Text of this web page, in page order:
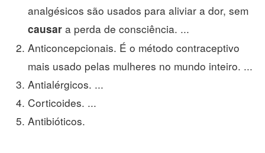
analgésicos são usados para aliviar a dor, sem
causar a perda de consciência. ...
Anticoncepcionais. É o método contraceptivo
mais usado pelas mulheres no mundo inteiro. ...
Antialérgicos. ...
Corticoides. ...
Antibióticos.